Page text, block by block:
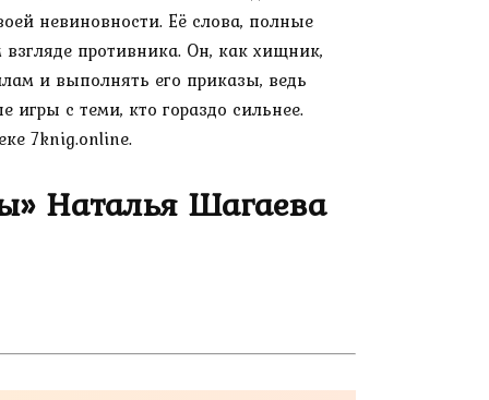
невиновности. Её слова, полные
противника. Он, как хищник,
и выполнять его приказы, ведь
с теми, кто гораздо сильнее.
7knig.online.
Наталья Шагаева